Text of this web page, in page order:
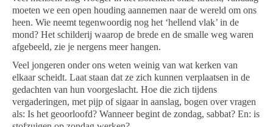
moeten we een open houding aannemen naar de wereld om ons
heen. Wie neemt tegenwoordig nog het ‘hellend vlak’ in de
mond? Het schilderij waarop de brede en de smalle weg waren
afgebeeld, zie je nergens meer hangen.
Veel jongeren onder ons weten weinig van wat kerken van
elkaar scheidt. Laat staan dat ze zich kunnen verplaatsen in de
gedachten van hun voorgeslacht. Hoe die zich tijdens
vergaderingen, met pijp of sigaar in aanslag, bogen over vragen
als: Is het geoorloofd? Wanneer begint de zondag, sabbat? En: is